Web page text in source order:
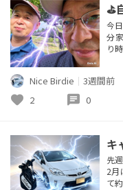
⛳️
今
分
り
ッ
出
が
Nice Birdie ｜ 3週間前
favorite 2 chat 0
キ
先
2月
て